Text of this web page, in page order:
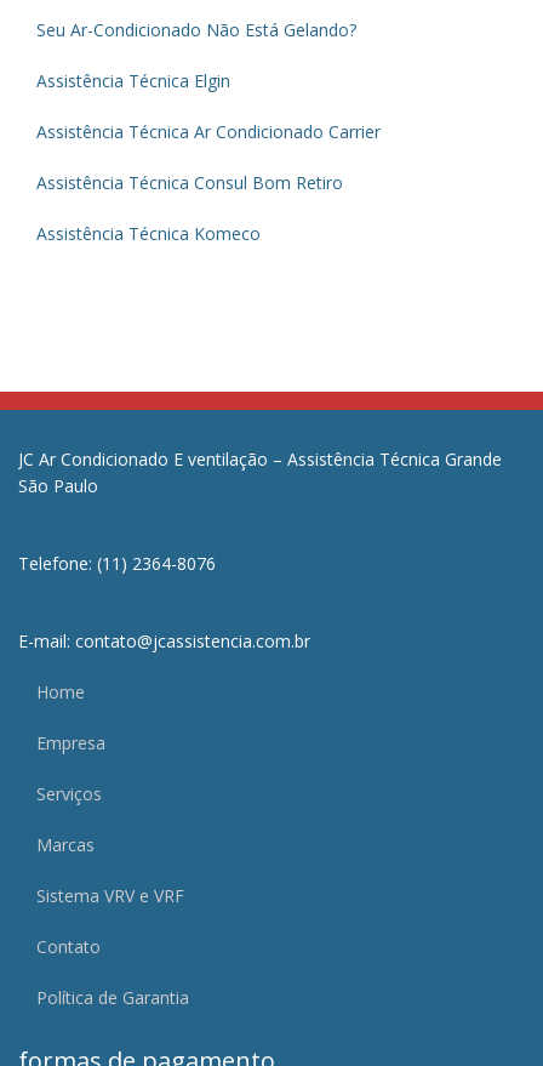
Seu Ar-Condicionado Não Está Gelando?
Assistência Técnica Elgin
Assistência Técnica Ar Condicionado Carrier
Assistência Técnica Consul Bom Retiro
Assistência Técnica Komeco
JC Ar Condicionado E ventilação – Assistência Técnica Grande
São Paulo
Telefone: (11) 2364-8076
E-mail: contato@jcassistencia.com.br
Home
Empresa
Serviços
Marcas
Sistema VRV e VRF
Contato
Política de Garantia